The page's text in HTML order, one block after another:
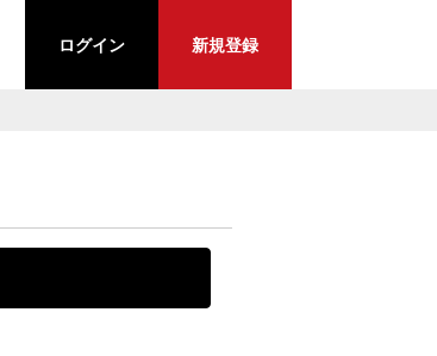
ログイン 新規登録